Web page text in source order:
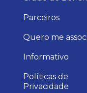
Parceiros
Quero me
Informativo
Políticas de
Privacidade